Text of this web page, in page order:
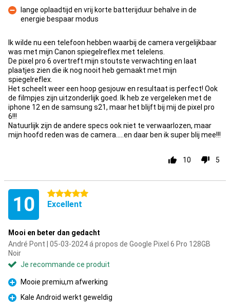
Contre
lange oplaadtijd en vrij korte batterijduur behalve in de
energie bespaar modus
Ik wilde nu een telefoon hebben waarbij de camera vergelijkbaar
was met mijn Canon spiegelreflex met telelens.
De pixel pro 6 overtreft mijn stoutste verwachting en laat
plaatjes zien die ik nog nooit heb gemaakt met mijn
spiegelreflex.
Het scheelt weer een hoop gesjouw en resultaat is perfect! Ook
de filmpjes zijn uitzonderlijk goed. Ik heb ze vergeleken met de
iphone 12 en de samsung s21, maar het blijft bij mij de pixel pro
6!!!
Natuurlijk zijn de andere specs ook niet te verwaarlozen, maar
mijn hoofd reden was de camera.....en daar ben ik super blij mee!!!
10 5
10 5 étoiles
Excellent
Mooi en beter dan gedacht
André Pont | 05-03-2024 á propos de Google Pixel 6 Pro 128GB
Noir
Je recommande ce produit
Pour
Mooie premiu,m afwerking
Pour
Kale Android werkt geweldig